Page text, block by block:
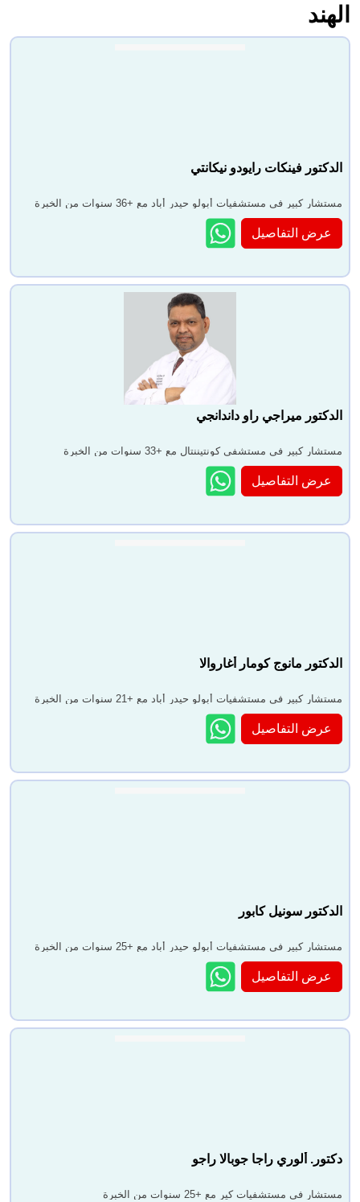
الهند
الدكتور فينكات رايودو نيكانتي
مستشار كبير في مستشفيات أبولو حيدر أباد مع +36 سنوات من الخبرة
عرض التفاصيل
الدكتور ميراجي راو داندانجي
مستشار كبير في مستشفى كونتيننتال مع +33 سنوات من الخبرة
عرض التفاصيل
الدكتور مانوج كومار أغاروالا
مستشار كبير في مستشفيات أبولو حيدر أباد مع +21 سنوات من الخبرة
عرض التفاصيل
الدكتور سونيل كابور
مستشار كبير في مستشفيات أبولو حيدر أباد مع +25 سنوات من الخبرة
عرض التفاصيل
دكتور. ألوري راجا جوبالا راجو
مستشار في مستشفيات كير مع +25 سنوات من الخبرة